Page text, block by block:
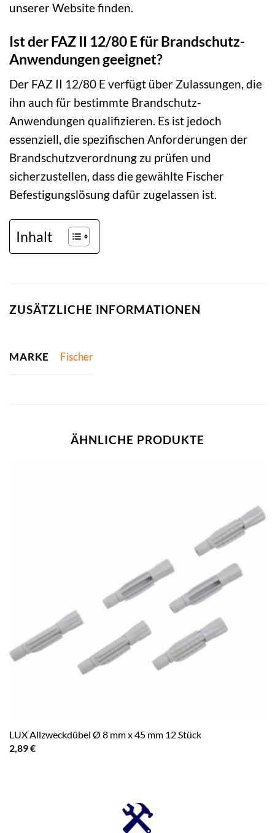
unserer Website finden.
Ist der FAZ II 12/80 E für Brandschutz-
Anwendungen geeignet?
Der FAZ II 12/80 E verfügt über Zulassungen, die
ihn auch für bestimmte Brandschutz-
Anwendungen qualifizieren. Es ist jedoch
essenziell, die spezifischen Anforderungen der
Brandschutzverordnung zu prüfen und
sicherzustellen, dass die gewählte Fischer
Befestigungslösung dafür zugelassen ist.
Inhalt
ZUSÄTZLICHE INFORMATIONEN
MARKE Fischer
ÄHNLICHE PRODUKTE
LUX Allzweckdübel Ø 8 mm x 45 mm 12 Stück
2,89€